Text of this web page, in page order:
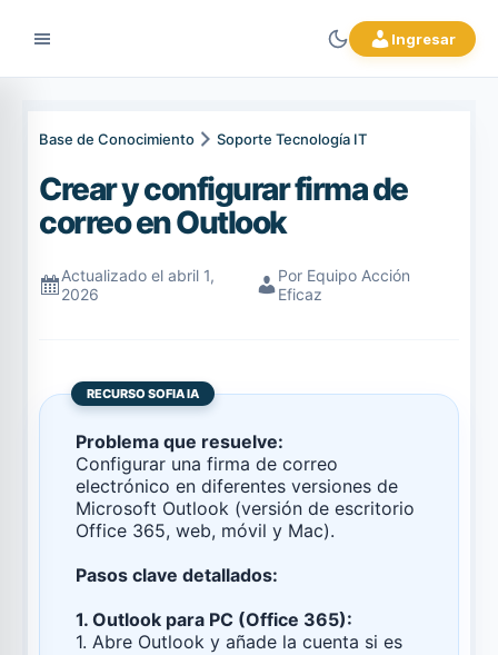
Ingresar
Base de Conocimiento Soporte Tecnología IT
Crear y configurar firma de
correo en Outlook
Actualizado el abril 1,
2026
Por Equipo Acción
Eficaz
RECURSO SOFIA IA
Problema que resuelve:
Configurar una firma de correo
electrónico en diferentes versiones de
Microsoft Outlook (versión de escritorio
Office 365, web, móvil y Mac).
Pasos clave detallados:
1. Outlook para PC (Office 365):
1. Abre Outlook y añade la cuenta si es